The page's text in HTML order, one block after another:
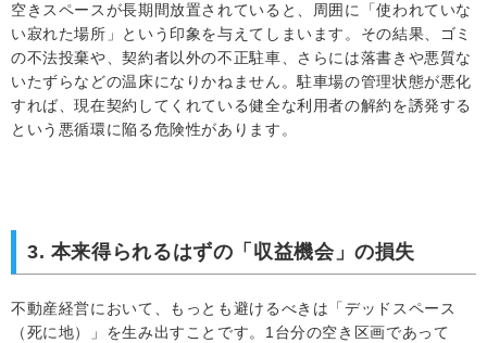
空きスペースが長期間放置されていると、周囲に「使われていな
い寂れた場所」という印象を与えてしまいます。その結果、ゴミ
の不法投棄や、契約者以外の不正駐車、さらには落書きや悪質な
いたずらなどの温床になりかねません。駐車場の管理状態が悪化
すれば、現在契約してくれている健全な利用者の解約を誘発する
という悪循環に陥る危険性があります。
3. 本来得られるはずの「収益機会」の損失
不動産経営において、もっとも避けるべきは「デッドスペース
（死に地）」を生み出すことです。1台分の空き区画であって